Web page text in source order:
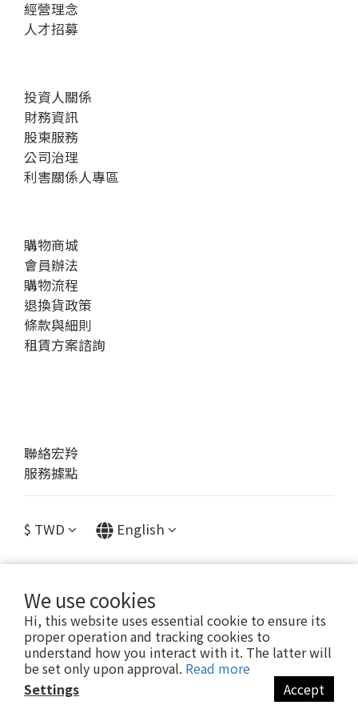
We use cookies
Hi, this website uses essential cookie to ensure its
proper operation and tracking cookies to
understand how you interact with it. The latter will
be set only upon approval. Read more
Settings
Accept
經營理念
人才招募
投資人關係
財務資訊
股東服務
公司治理
利害關係人專區
購物商城
會員辦法
購物流程
退換貨政策
條款與細則
租賃方案諮詢
聯絡宏羚
服務據點
$ TWD English
提醒您，我們不會以電話或簡訊方式通知變更付款方式。
Copyright© [2023 宏羚股份有限公司]